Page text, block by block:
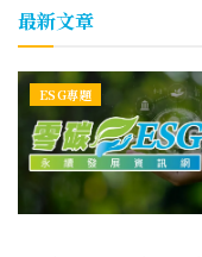
最新文章
ESG專題